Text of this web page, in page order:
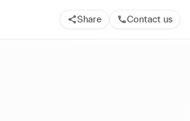
Share Contact us